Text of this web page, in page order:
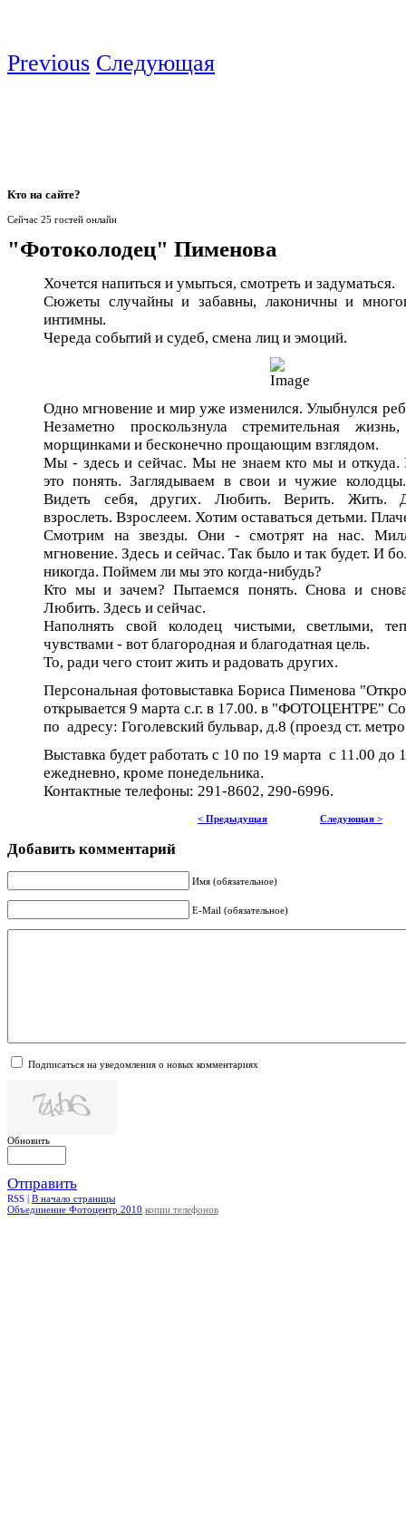
Previous Следующая
Кто на сайте?
Сейчас 25 гостей онлайн
"Фотоколодец" Пименова
Хочется напиться и умыться, смотреть и задуматься.
Сюжеты случайны и забавны, лаконичны и
интимны.
Череда событий и судеб, смена лиц и эмоций.
Одно мгновение и мир уже изменился. Улыбнулся
Незаметно проскользнула стремительная
морщинками и бесконечно прощающим взглядом.
Мы - здесь и сейчас. Мы не знаем кто мы и
это понять. Заглядываем в свои и чужие
Видеть себя, других. Любить. Верить. Жить.
взрослеть. Взрослеем. Хотим оставаться детьми.
Смотрим на звезды. Они - смотрят на нас.
мгновение. Здесь и сейчас. Так было и так будет. И
никогда. Поймем ли мы это когда-нибудь?
Кто мы и зачем? Пытаемся понять. Снова и
Любить. Здесь и сейчас.
Наполнять свой колодец чистыми, светлыми,
чувствами - вот благородная и благодатная цель.
То, ради чего стоит жить и радовать других.
Персональная фотовыставка Бориса Пименова
открывается 9 марта с.г. в 17.00. в "ФОТОЦЕНТРЕ"
по адресу: Гоголевский бульвар, д.8 (проезд ст.
Выставка будет работать с 10 по 19 марта с 11.00 до
ежедневно, кроме понедельника.
Контактные телефоны: 291-8602, 290-6996.
< Предыдущая Следующая >
Добавить комментарий
Имя (обязательное)
E-Mail (обязательное)
Подписаться на уведомления о новых комментариях
Обновить
Отправить
RSS | В начало страницы
Объединение Фотоцентр 2010 копии телефонов